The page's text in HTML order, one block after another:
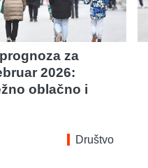
za
2026:
oblačno i
Društvo